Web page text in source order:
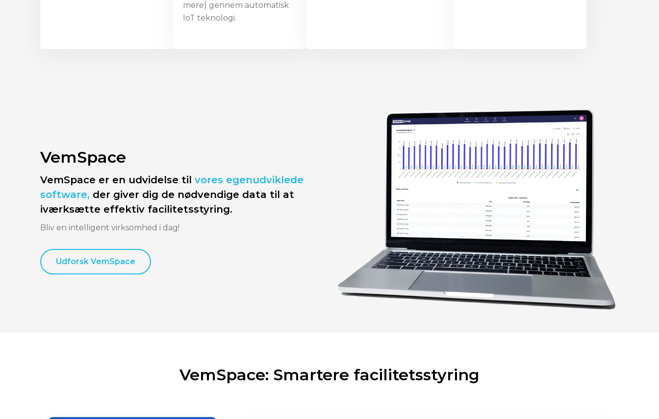
mere) gennem automatisk
IoT teknologi.
VemSpace
VemSpace er en udvidelse til vores egenudviklede
software, der giver dig de nødvendige data til at
iværksætte effektiv facilitetsstyring.
Bliv en intelligent virksomhed i dag!
Udforsk VemSpace
VemSpace: Smartere facilitetsstyring